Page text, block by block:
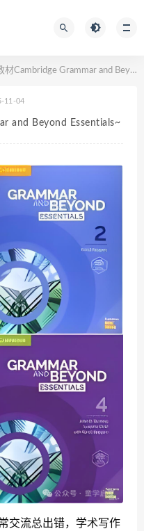
Grammar and Beyond Essentials~从日常聊天到学术写作全搞定！
11-04
and Beyond Essentials~
交流总出错，学术写作